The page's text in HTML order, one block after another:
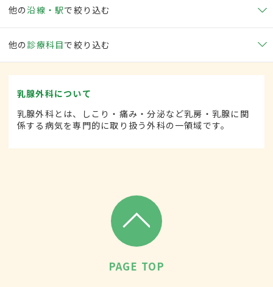
他の沿線・駅で絞り込む
他の 診療科目で絞り込む
乳腺外科について
乳腺外科とは、しこり・痛み・分泌など乳房・乳腺に関
係する病気を専門的に取り扱う外科の一領域です。
PAGE TOP